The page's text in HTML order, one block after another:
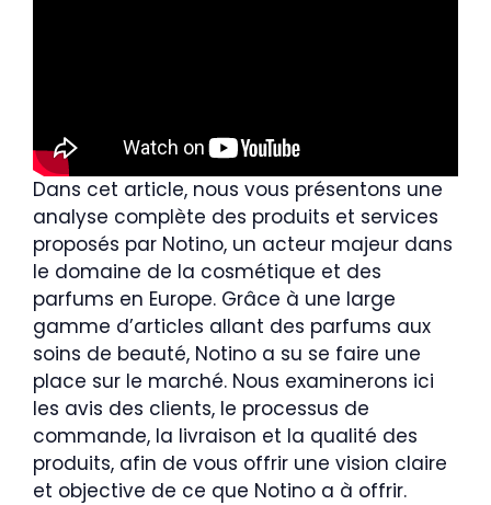
Dans cet article, nous vous présentons une
analyse complète des produits et services
proposés par Notino, un acteur majeur dans
le domaine de la cosmétique et des
parfums en Europe. Grâce à une large
gamme d’articles allant des parfums aux
soins de beauté, Notino a su se faire une
place sur le marché. Nous examinerons ici
les avis des clients, le processus de
commande, la livraison et la qualité des
produits, afin de vous offrir une vision claire
et objective de ce que Notino a à offrir.